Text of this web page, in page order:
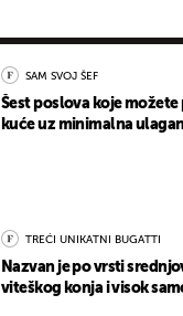
SAM SVOJ ŠEF
Šest poslova koje
kuće uz minimalna
TREĆI UNIKATNI BUGATTI
Nazvan je po vrsti
viteškog konja i visok